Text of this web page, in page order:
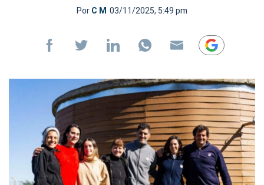
PorC M 03/11/2025, 5:49 pm